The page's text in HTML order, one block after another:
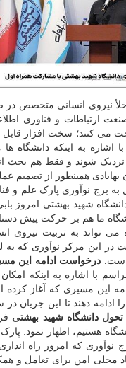
نیروی انسانی متخصص در
ارتباطات و فناوری
می کنند؛ سخت افزار
به اینکه دانشگاه ها
نزدیک شوند و فقط هم بحث
همینطور از تصمیم
برج نوآوری پارک علم و
شهید بهشتی امروز
ما هم بر حرکت پیش
تواند به تربیت نیروی
حدود ۲۰۰ نفر هم اکنون مشغول فعالیت در این مرکز نوآوری
است. درخواست ادامه این
با اشاره به اینکه امکان
این مسیری که آغاز کرده
ادامه دهند تا این جریان
دانشگاه شهید بهشتی
هستیم، اظهار نمود:
نوآوری که امروز راه
محلی امن برای تعامل و